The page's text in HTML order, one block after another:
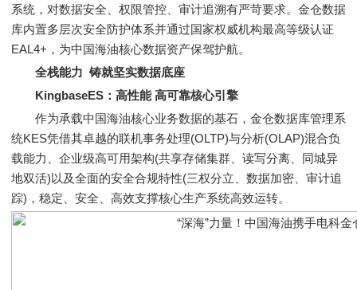
系统，对数据安全、权限管控、审计追溯有严苛要求。金仓数据
库内置多层次安全防护体系并通过国家权威机构最高等级认证
EAL4+，为中国海油核心数据资产保驾护航。
全栈能力 铸就坚实数据底座
KingbaseES：高性能 高可靠核心引擎
作为承载中国海油核心业务数据的基石，金仓数据库管理系
统KES凭借其卓越的联机事务处理(OLTP)与分析(OLAP)混合负
载能力、企业级高可用架构(共享存储集群、读写分离、同城异
地双活)以及全面的安全合规特性(三权分立、数据加密、审计追
踪)，稳定、安全、高效支撑核心生产系统高效运转。